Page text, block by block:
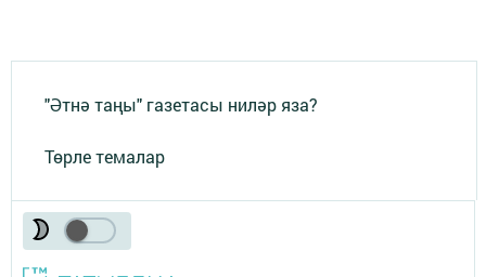
"Әтнә таңы" газетасы ниләр яза?
Төрле темалар